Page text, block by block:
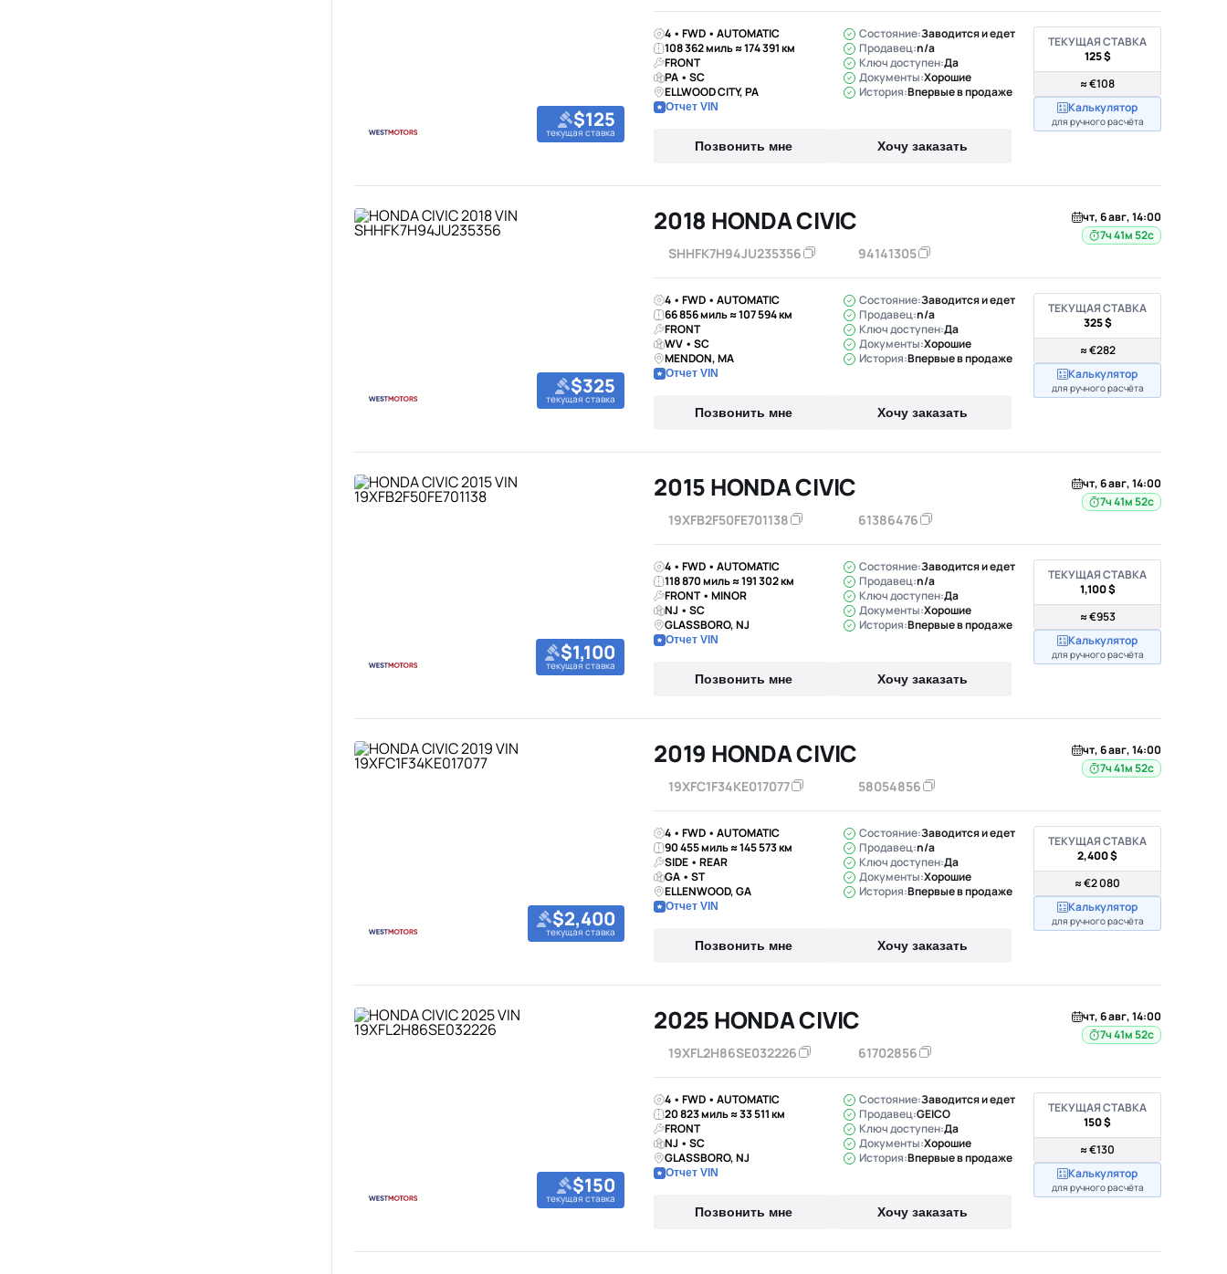
$125
текущая ставка
4 • FWD • AUTOMATIC
108 362 миль ≈ 174 391 км
FRONT
PA • SC
ELLWOOD CITY, PA
Отчет VIN
Состояние:Заводится и едет
Продавец:n/a
Ключ доступен:Да
Документы:Хорошие
История:Впервые в продаже
Позвонить мне Хочу заказать
ТЕКУЩАЯ СТАВКА
125 $
≈ €108
Калькулятор
для ручного расчёта
$325
текущая ставка
2018 HONDA CIVIC
SHHFK7H94JU235356 94141305
чт, 6 авг, 14:00
7ч 41м 51с
4 • FWD • AUTOMATIC
66 856 миль ≈ 107 594 км
FRONT
WV • SC
MENDON, MA
Отчет VIN
Состояние:Заводится и едет
Продавец:n/a
Ключ доступен:Да
Документы:Хорошие
История:Впервые в продаже
Позвонить мне Хочу заказать
ТЕКУЩАЯ СТАВКА
325 $
≈ €282
Калькулятор
для ручного расчёта
$1,100
текущая ставка
2015 HONDA CIVIC
19XFB2F50FE701138 61386476
чт, 6 авг, 14:00
7ч 41м 51с
4 • FWD • AUTOMATIC
118 870 миль ≈ 191 302 км
FRONT • MINOR
NJ • SC
GLASSBORO, NJ
Отчет VIN
Состояние:Заводится и едет
Продавец:n/a
Ключ доступен:Да
Документы:Хорошие
История:Впервые в продаже
Позвонить мне Хочу заказать
ТЕКУЩАЯ СТАВКА
1,100 $
≈ €953
Калькулятор
для ручного расчёта
$2,400
текущая ставка
2019 HONDA CIVIC
19XFC1F34KE017077 58054856
чт, 6 авг, 14:00
7ч 41м 51с
4 • FWD • AUTOMATIC
90 455 миль ≈ 145 573 км
SIDE • REAR
GA • ST
ELLENWOOD, GA
Отчет VIN
Состояние:Заводится и едет
Продавец:n/a
Ключ доступен:Да
Документы:Хорошие
История:Впервые в продаже
Позвонить мне Хочу заказать
ТЕКУЩАЯ СТАВКА
2,400 $
≈ €2 080
Калькулятор
для ручного расчёта
$150
текущая ставка
2025 HONDA CIVIC
19XFL2H86SE032226 61702856
чт, 6 авг, 14:00
7ч 41м 51с
4 • FWD • AUTOMATIC
20 823 миль ≈ 33 511 км
FRONT
NJ • SC
GLASSBORO, NJ
Отчет VIN
Состояние:Заводится и едет
Продавец:GEICO
Ключ доступен:Да
Документы:Хорошие
История:Впервые в продаже
Позвонить мне Хочу заказать
ТЕКУЩАЯ СТАВКА
150 $
≈ €130
Калькулятор
для ручного расчёта